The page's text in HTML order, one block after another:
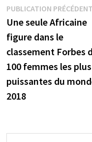
Navigation
de
l’article
PUBLICATION
Une seule Africaine
figure dans le
classement Forbes
100 femmes les plus
puissantes du
2018